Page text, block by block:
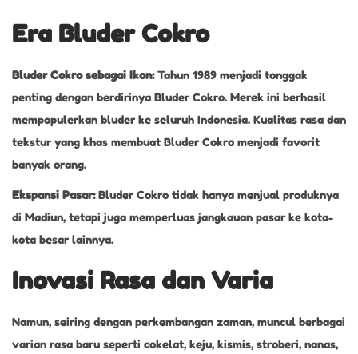
Era Bluder Cokro
Bluder Cokro sebagai Ikon:Tahun 1989 menjadi tonggak
penting dengan berdirinya Bluder Cokro. Merek ini berhasil
mempopulerkan bluder ke seluruh Indonesia. Kualitas rasa dan
tekstur yang khas membuat Bluder Cokro menjadi favorit
banyak orang.
Ekspansi Pasar:Bluder Cokro tidak hanya menjual produknya
di Madiun, tetapi juga memperluas jangkauan pasar ke kota-
kota besar lainnya.
Inovasi Rasa dan Varia
Namun, seiring dengan perkembangan zaman, muncul berbagai
varian rasa baru seperti cokelat, keju, kismis, stroberi, nanas,